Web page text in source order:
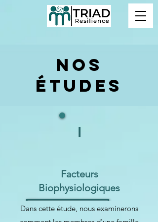
Nos
études
I
Facteurs
Biophysiologiques
Dans cette étude, nous examinerons